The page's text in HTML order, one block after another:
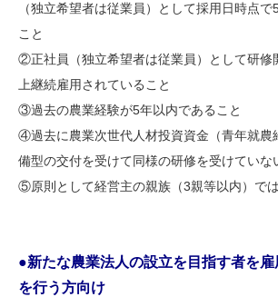
（独立希望者は従業員）として採用日時点
こと
②正社員（独立希望者は従業員）として研修
上継続雇用されていること
③過去の農業経験が5年以内であること
④過去に農業次世代人材投資資金（青年就農
備型の交付を受けて同様の研修を受けていな
⑤原則として経営主の親族（3親等以内）で
●新たな農業法人の設立を目指す者を
を行う方向け